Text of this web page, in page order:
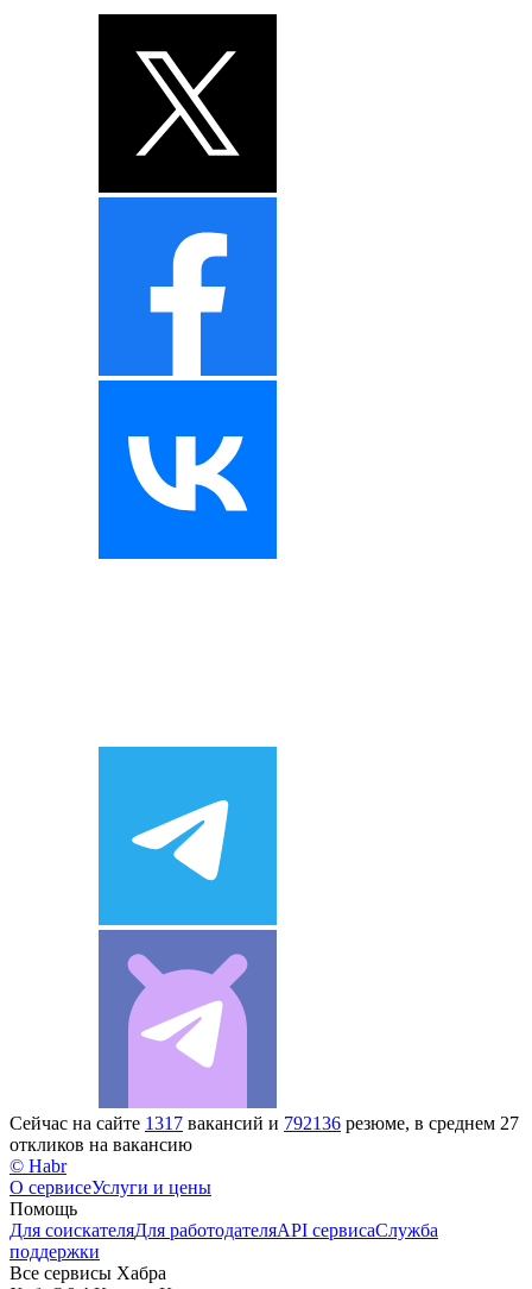
Сейчас на сайте 1317 вакансий и 792136 резюме, в среднем 27
откликов на вакансию
© Habr
О сервисеУслуги и цены
Помощь
Для соискателяДля работодателяAPI сервисаСлужба
поддержки
Все сервисы Хабра